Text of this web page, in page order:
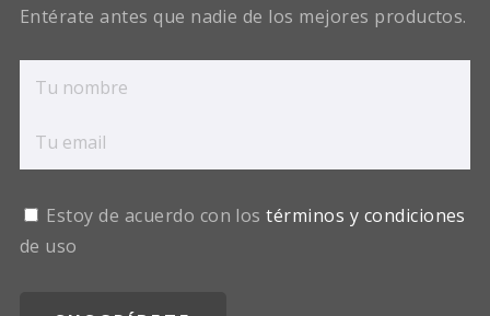
Entérate antes que nadie de los mejores productos.
Estoy de acuerdo con lostérminos y condiciones
de uso